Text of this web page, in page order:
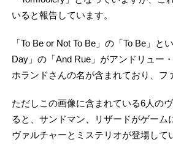
いると報告しています。
「To Be or Not To Be」の「To Be」
Day」の「And Rue」がアンドリュー
ホランドさんの名が含まれており、フ
ただしこの画像に含まれている6人の
ると、サンドマン、リザードがゲー
ヴァルチャーとミステリオが登場して